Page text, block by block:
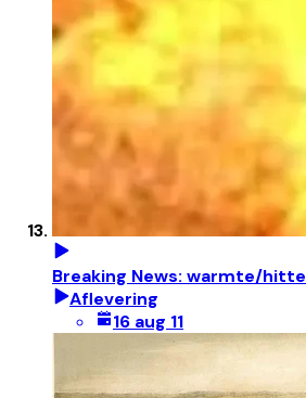
Breaking News: warmte/hitte
Aflevering
16 aug 11